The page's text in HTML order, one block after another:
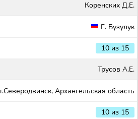
Коренских Д.Е.
Г. Бузулук
10 из 15
Трусов А.Е.
г.Северодвинск, Архангельская область
10 из 15